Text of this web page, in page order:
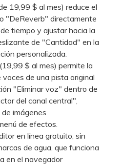
19,99 $ al mes) reduce el
"DeReverb" directamente
tiempo y ajustar hacia la
de "Cantidad" en la
personalizada.
$ al mes) permite la
de una pista original
"Eliminar voz" dentro de
del canal central",
imágenes
de efectos.
en línea gratuito, sin
de agua, que funciona
en el navegador